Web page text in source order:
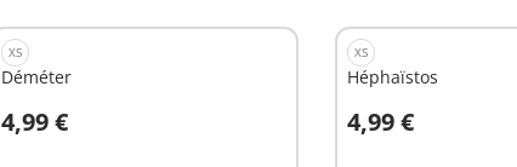
XS
Déméter
4,99 €
Au panier
XS
Héphaïstos
4,99 €
Au panier